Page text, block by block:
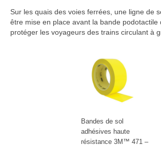
Sur les quais des voies ferrées, une ligne de
être mise en place avant la bande podotactile
protéger les voyageurs des trains circulant à
Bandes de sol
adhésives haute
résistance 3M™ 471 –